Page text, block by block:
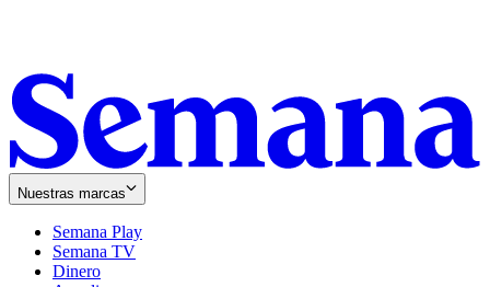
Nuestras marcas
Semana Play
Semana TV
Dinero